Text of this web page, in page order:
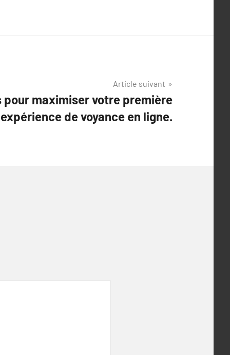
Article suivant
pour maximiser votre première
expérience de voyance en ligne.